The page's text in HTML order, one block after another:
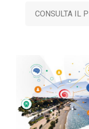
CONSULTA IL